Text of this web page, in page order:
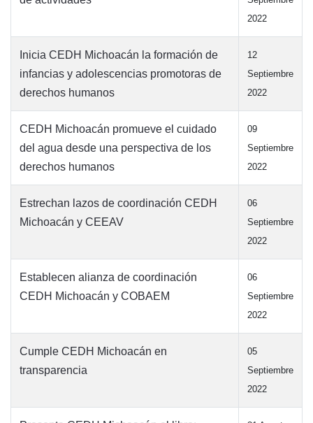
2022
Inicia CEDH Michoacán la formación de
infancias y adolescencias promotoras de
derechos humanos
12
Septiembre
2022
CEDH Michoacán promueve el cuidado
del agua desde una perspectiva de los
derechos humanos
09
Septiembre
2022
Estrechan lazos de coordinación CEDH
Michoacán y CEEAV
06
Septiembre
2022
Establecen alianza de coordinación
CEDH Michoacán y COBAEM
06
Septiembre
2022
Cumple CEDH Michoacán en
transparencia
05
Septiembre
2022